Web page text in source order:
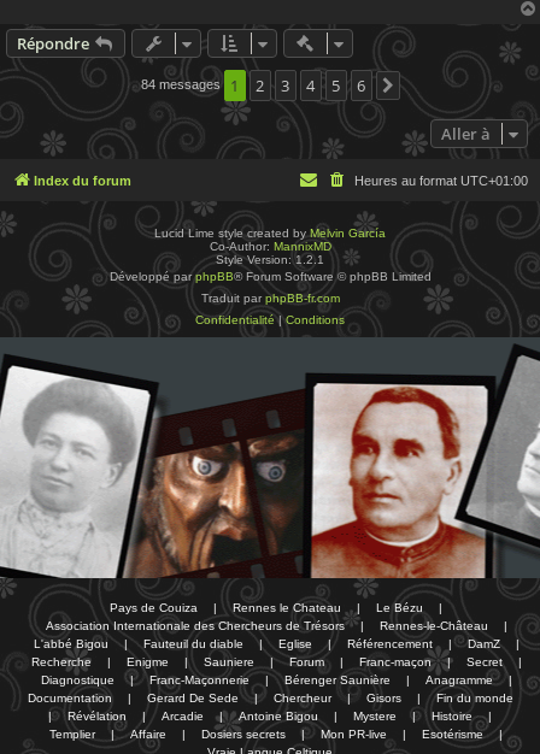
Répondre Actions rapides de
84 messages 1 2 3 4 5 6 Suivante
Aller à
Index du forum Heures au format UTC+01:00
Lucid Lime style created by Melvin García
Co-Author: MannixMD
Style Version: 1.2.1
Développé parphpBB® Forum Software © phpBB Limited
Traduit par phpBB-fr.com
Confidentialité|Conditions
Pays de Couiza | Rennes le Chateau | Le Bézu
|
Association Internationale des Chercheurs de Trésors
| Rennes-le-Château
|
L'abbé Bigou
| Fauteuil du diable | Eglise | Référencement | DamZ
|
Recherche
| Enigme | Sauniere | Forum | Franc-maçon | Secret
|
Diagnostique
| Franc-Maçonnerie | Bérenger Saunière | Anagramme
|
Documentation
| Gerard De Sede | Chercheur | Gisors |
Fin du monde
|
Révélation | Arcadie | Antoine Bigou | Mystere | Histoire
|
Templier
| Affaire | Dosiers secrets | Mon PR-live | Esotérisme
|